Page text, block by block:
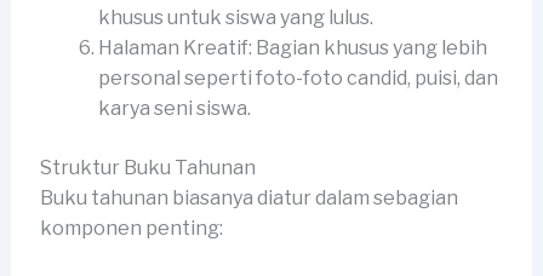
khusus untuk siswa yang lulus.
Halaman Kreatif: Bagian khusus yang lebih
personal seperti foto-foto candid, puisi, dan
karya seni siswa.
Struktur Buku Tahunan
Buku tahunan biasanya diatur dalam sebagian
komponen penting: